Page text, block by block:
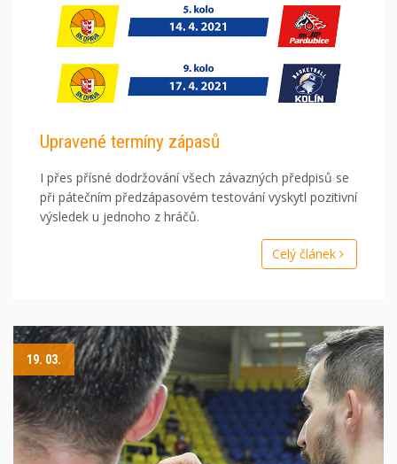
Upravené termíny zápasů
I přes přísné dodržování všech závazných předpisů se
při pátečním předzápasovém testování vyskytl pozitivní
výsledek u jednoho z hráčů.
Celý článek
19. 03.